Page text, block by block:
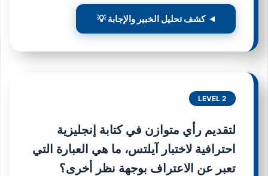
كشف تحليل الخبير والإجابة 💡
LEVEL 2
لتقديم رأي متوازن فيكتابة إنجليزية
احترافية لاختبار آيلتس، ما هي العبارة التي
تعبر عن الاعتراف بوجهة نظر أخرى؟